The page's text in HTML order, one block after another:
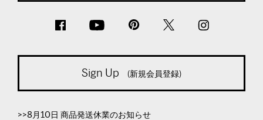
Sign Up (新規会員登録)
>>8月10日 商品発送休業のお知らせ